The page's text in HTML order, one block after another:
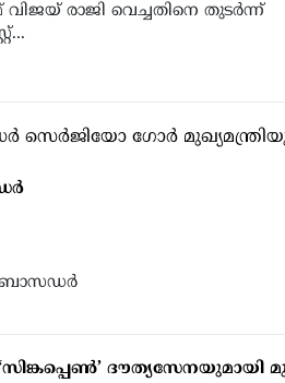
രാജി വെച്ചതിനെ തുടർന്ന്
ദൗത്യസേനയുമായി